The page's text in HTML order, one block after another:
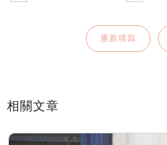
相關文章